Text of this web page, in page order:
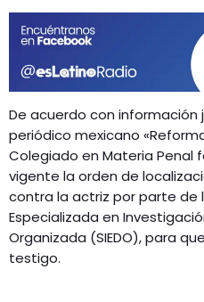
MÚSICA
ENTRETENIMIENTO
INICIO
De acuerdo con
periódico mexicano
Colegiado en Materia Penal
vigente la orden de
contra la actriz por parte de
Especializada en
Organizada (SIEDO), para
testigo.